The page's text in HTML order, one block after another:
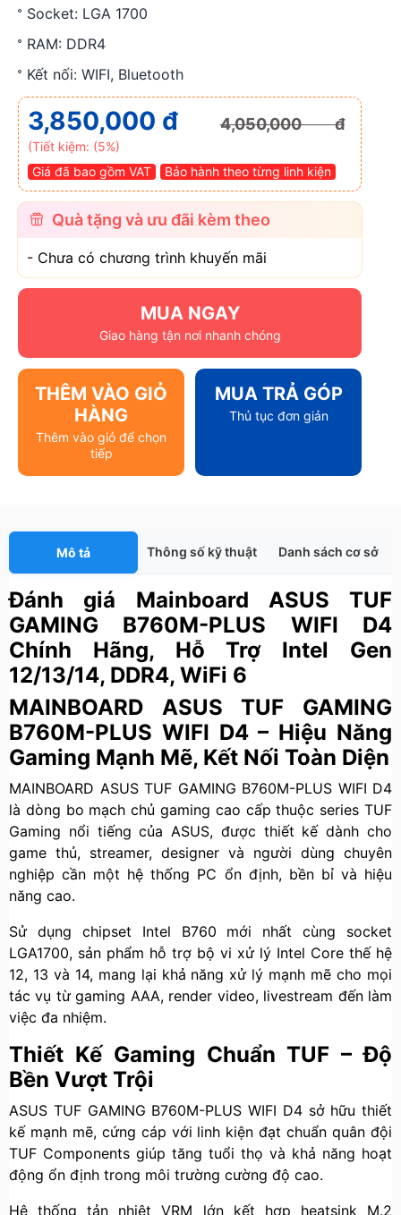
Socket: LGA 1700
RAM: DDR4
Kết nối: WIFI, Bluetooth
3,850,000 đ 4,050,000 đ
(Tiết kiệm: (5%)
Giá đã bao gồm VAT
Bảo hành theo từng linh kiện
Quà tặng và ưu đãi kèm theo
- Chưa có chương trình khuyến mãi
MUA NGAY
Giao hàng tận nơi nhanh chóng
THÊM VÀO GIỎ
HÀNG
Thêm vào giỏ để chọn
tiếp
MUA TRẢ GÓP
Thủ tục đơn giản
Mô tả Thông số kỹ thuật Danh sách cơ sở
Đánh giá Mainboard ASUS TUF
GAMING B760M-PLUS WIFI D4
Chính Hãng, Hỗ Trợ Intel Gen
12/13/14, DDR4, WiFi 6
MAINBOARD ASUS TUF GAMING
B760M-PLUS WIFI D4 – Hiệu Năng
Gaming Mạnh Mẽ, Kết Nối Toàn Diện
MAINBOARD ASUS TUF GAMING B760M-PLUS WIFI D4
là dòng bo mạch chủ gaming cao cấp thuộc series TUF
Gaming nổi tiếng của ASUS, được thiết kế dành cho
game thủ, streamer, designer và người dùng chuyên
nghiệp cần một hệ thống PC ổn định, bền bỉ và hiệu
năng cao.
Sử dụng chipset Intel B760 mới nhất cùng socket
LGA1700, sản phẩm hỗ trợ bộ vi xử lý Intel Core thế hệ
12, 13 và 14, mang lại khả năng xử lý mạnh mẽ cho mọi
tác vụ từ gaming AAA, render video, livestream đến làm
việc đa nhiệm.
Thiết Kế Gaming Chuẩn TUF – Độ
Bền Vượt Trội
ASUS TUF GAMING B760M-PLUS WIFI D4 sở hữu thiết
kế mạnh mẽ, cứng cáp với linh kiện đạt chuẩn quân đội
TUF Components giúp tăng tuổi thọ và khả năng hoạt
động ổn định trong môi trường cường độ cao.
Hệ thống tản nhiệt VRM lớn kết hợp heatsink M.2